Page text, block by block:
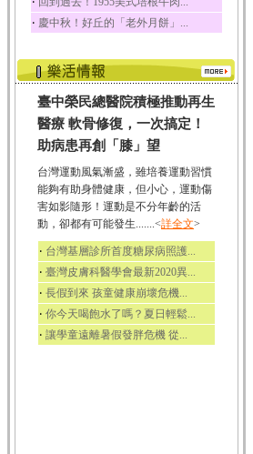
草魚含有維生素A、維生
素C、及豐富的蛋白...
‧ 慶中秋！好丘的「老外月餅」...
臺中榮民總醫院積極推動再生
醫療 軟骨修復，一次搞定！
助病患再創「膝」望
台灣運動風氣漸盛，雖培養運動習慣
能夠有助身體健康，但小心，運動傷
害如影隨形！運動是不分年齡的活
動，卻都有可能發生.......<詳全文>
‧ 台灣基層診所首度糖尿病照護...
‧ 臺灣皮膚科醫學會最新2020異...
‧ 長假到來 孩童健康崩壞危機...
‧ 你今天喝飽水了嗎？夏日輕鬆...
‧ 讓學童遠離暑假發胖危機 從...